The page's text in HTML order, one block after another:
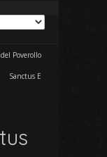
del Poverollo
Sanctus E